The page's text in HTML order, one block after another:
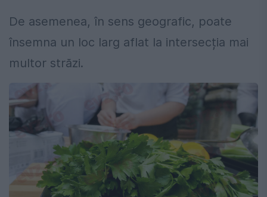
De asemenea, în sens geografic, poate
însemna un loc larg aflat la intersecția mai
multor străzi.